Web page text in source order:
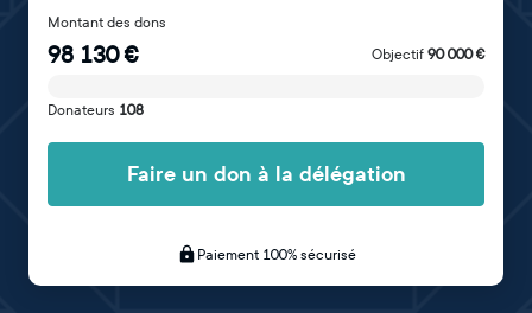
Montant des dons
98 130€ Objectif 90 000€
Donateurs 108
Faire un don à la délégation
Paiement 100% sécurisé